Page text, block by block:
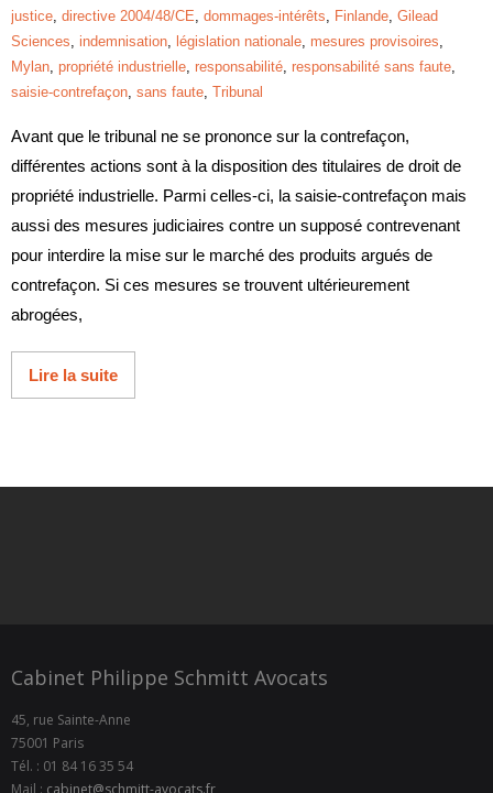
justice, directive 2004/48/CE, dommages-intérêts, Finlande, Gilead
Sciences, indemnisation, législation nationale, mesures provisoires,
Mylan, propriété industrielle, responsabilité, responsabilité sans faute,
saisie-contrefaçon, sans faute, Tribunal
Avant que le tribunal ne se prononce sur la contrefaçon,
différentes actions sont à la disposition des titulaires de droit de
propriété industrielle. Parmi celles-ci, la saisie-contrefaçon mais
aussi des mesures judiciaires contre un supposé contrevenant
pour interdire la mise sur le marché des produits argués de
contrefaçon. Si ces mesures se trouvent ultérieurement
abrogées,
Lire la suite
Cabinet Philippe Schmitt Avocats
45, rue Sainte-Anne
75001 Paris
Tél. : 01 84 16 35 54